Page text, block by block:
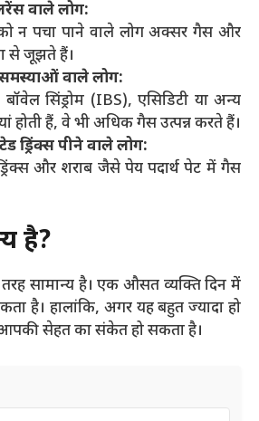
वाले लोग:
को न पचा पाने वाले लोग अक्सर गैस और
से जूझते हैं।
वाले लोग:
बॉवेल सिंड्रोम (IBS), एसिडिटी या अन्य
होती हैं, वे भी अधिक गैस उत्पन्न करते हैं।
ड्रिंक्स पीने वाले लोग:
और शराब जैसे पेय पदार्थ पेट में गैस
है?
तरह सामान्य है। एक औसत व्यक्ति दिन में
है। हालांकि, अगर यह बहुत ज्यादा हो
आपकी सेहत का संकेत हो सकता है।